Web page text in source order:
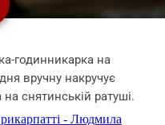
годинникарка на
вручну накручує
снятинській ратуші.